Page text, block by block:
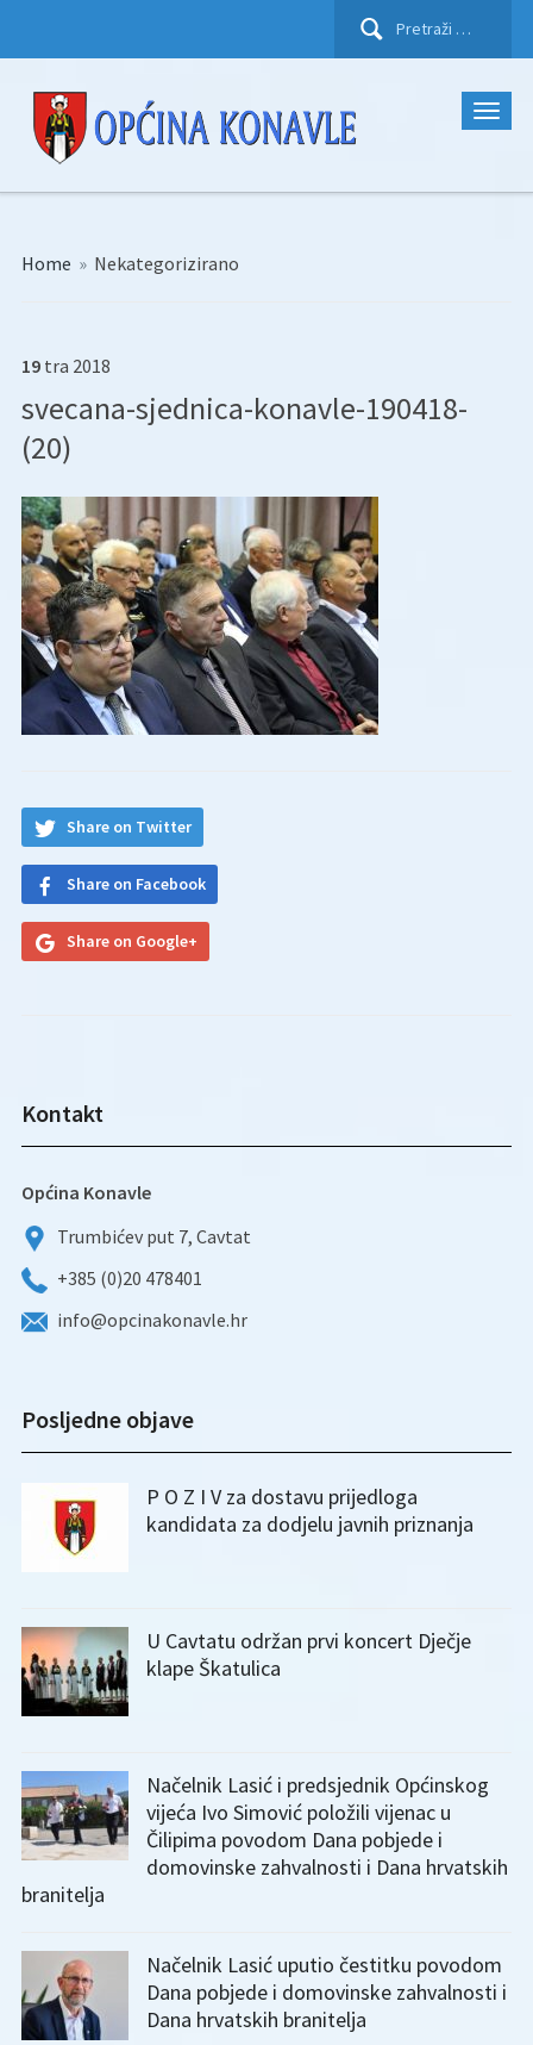
Pretraži:
Home » Nekategorizirano
19 tra 2018
svecana-sjednica-konavle-190418-
(20)
Share on Twitter
Share on Facebook
Share on Google+
Kontakt
Općina Konavle
Trumbićev put 7, Cavtat
+385 (0)20 478401
info@opcinakonavle.hr
Posljedne objave
P O Z I V za dostavu prijedloga
kandidata za dodjelu javnih priznanja
U Cavtatu održan prvi koncert Dječje
klape Škatulica
Načelnik Lasić i predsjednik Općinskog
vijeća Ivo Simović položili vijenac u
Čilipima povodom Dana pobjede i
domovinske zahvalnosti i Dana hrvatskih
branitelja
Načelnik Lasić uputio čestitku povodom
Dana pobjede i domovinske zahvalnosti i
Dana hrvatskih branitelja